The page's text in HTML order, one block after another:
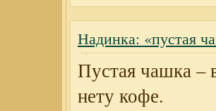
Надинка: «пустая
Пустая чашка –
нету кофе.